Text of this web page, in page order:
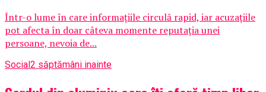
Într-o lume în care informațiile circulă rapid, iar acuzațiile
pot afecta în doar câteva momente reputația unei
persoane, nevoia de...
Social2 săptămâni inainte